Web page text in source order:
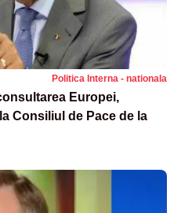
Politica Interna - nationala
Europei,
Consiliul de Pace de la